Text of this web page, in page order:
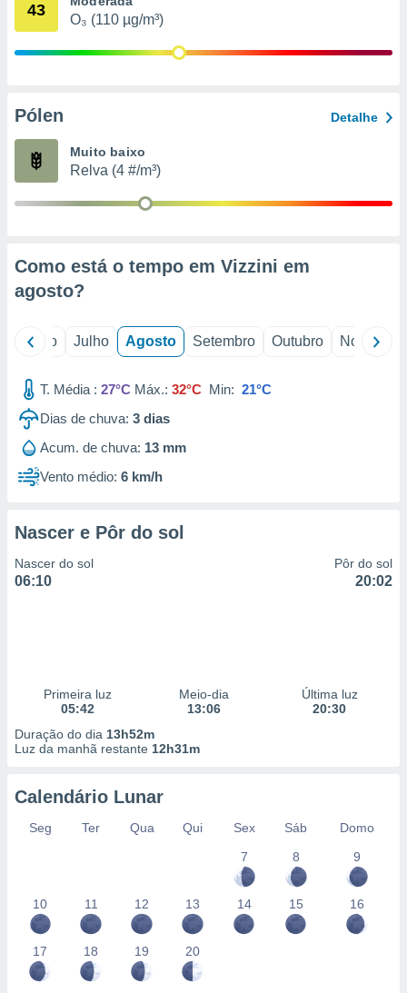
estudos
43
O₃ (110 µg/m³)
Pólen Detalhe
Muito baixo
Relva (4 #/m³)
Como está o tempo em Vizzini em
agosto?
Junho Julho Agosto Setembro Outubro Novembro
T. Média : 27°C Máx.: 32°C Min: 21°C
Dias de chuva: 3 dias
Acum. de chuva: 13 mm
Vento médio: 6 km/h
Nascer e Pôr do sol
Nascer do sol
06:10
Pôr do sol
20:02
Primeira luz
05:42
Meio-dia
13:06
Última luz
20:30
Duração do dia 13h52m
Luz da manhã restante 12h31m
Calendário Lunar
Seg Ter Qua Qui Sex Sáb
Domo
7
8 9
10 11 12 13 14 15 16
17 18 19 20